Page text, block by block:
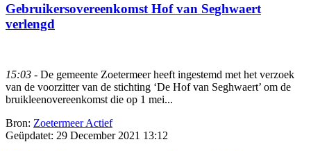
Gebruikersovereenkomst Hof van Seghwaert
verlengd
15:03 - De gemeente Zoetermeer heeft ingestemd met het verzoek
van de voorzitter van de stichting ‘De Hof van Seghwaert’ om de
bruikleenovereenkomst die op 1 mei...
Bron: Zoetermeer Actief
Geüpdatet: 29 December 2021 13:12